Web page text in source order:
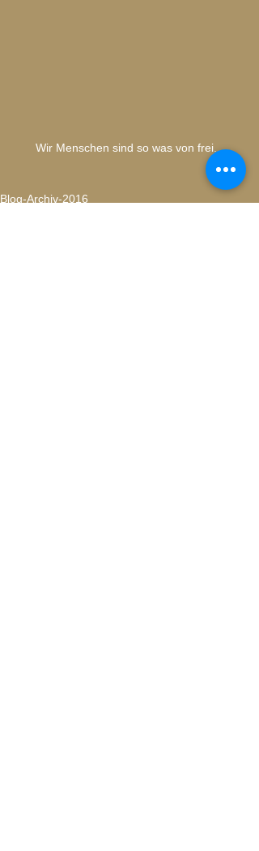
Wir Menschen sind so was von frei...
Blog-Archiv-2016